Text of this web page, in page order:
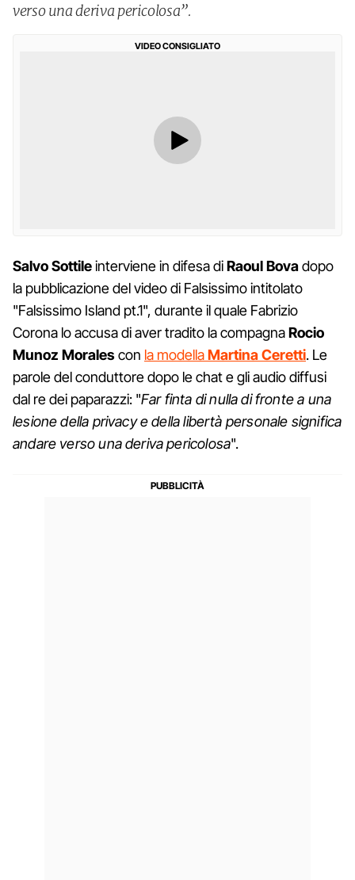
verso una deriva pericolosa”.
VIDEO CONSIGLIATO
Salvo Sottileinterviene in difesa diRaoul Bovadopo
la pubblicazione del video di Falsissimo intitolato
"Falsissimo Island pt.1", durante il quale Fabrizio
Corona lo accusa di aver tradito la compagnaRocio
Munoz Moralescon la modellaMartina Ceretti. Le
parole del conduttore dopo le chat e gli audio diffusi
dal re dei paparazzi: "Far finta di nulla di fronte a una
lesione della privacy e della libertà personale significa
andare verso una deriva pericolosa".